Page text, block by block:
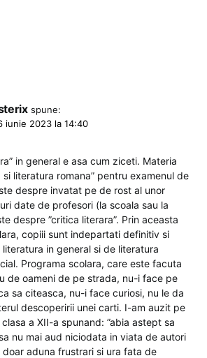
spune:
iunie 2023 la 14:40
in general e asa cum ziceti. Materia
si literatura romana” pentru examenul de
despre invatat pe de rost al unor
date de profesori (la scoala sau la
despre ”critica literara”. Prin aceasta
copiii sunt indepartati definitiv si
in general si de literatura
Programa scolara, care este facuta
de oameni de pe strada, nu-i face pe
sa citeasca, nu-i face curiosi, nu le da
descoperirii unei carti. I-am auzit pe
a XII-a spunand: ”abia astept sa
nu mai aud niciodata in viata de autori
doar aduna frustrari si ura fata de